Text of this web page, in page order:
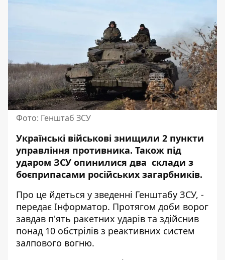
Фото: Генштаб ЗСУ
Українські військові знищили 2 пункти
управління противника. Також під
ударом ЗСУ опинилися два склади з
боєприпасами російських загарбників.
Про це йдеться у зведенні Генштабу ЗСУ, -
передає Інформатор. Протягом доби ворог
завдав п'ять ракетних ударів та здійснив
понад 10 обстрілів з реактивних систем
залпового вогню.